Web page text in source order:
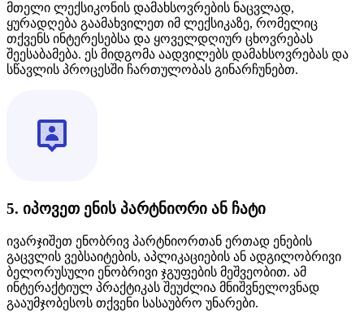
მთელი ლექსიკონის დამახსოვრების ნაცვლად,
ყურადღება გაამახვილეთ იმ ლექსიკაზე, რომელიც
თქვენს ინტერესებსა და ყოველდღიურ ცხოვრებას
შეესაბამება. ეს მიდგომა აადვილებს დამახსოვრებას და
სწავლის პროცესში ჩართულობას გინარჩუნებთ.
5. იპოვეთ ენის პარტნიორი ან ჩატი
ივარჯიშეთ ენობრივ პარტნიორთან ერთად ენების
გაცვლის ვებსაიტების, აპლიკაციების ან ადგილობრივი
ბელორუსული ენობრივი ჯგუფების მეშვეობით. ამ
ინტერაქტიულ პრაქტიკას შეუძლია მნიშვნელოვნად
გააუმჯობესოს თქვენი სასაუბრო უნარები.